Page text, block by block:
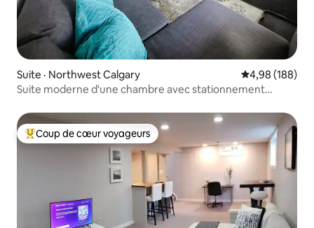
Suite · Northwest Calgary Note
4,98 (188)
Suite moderne d'une chambre avec stationnement
Coup de cœur voyageurs parmi les plus aimés
Coup de cœur voyageurs